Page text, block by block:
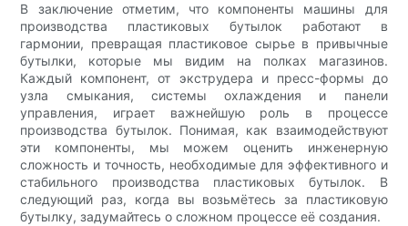
В заключение отметим, что компоненты машины для
производства пластиковых бутылок работают в
гармонии, превращая пластиковое сырье в привычные
бутылки, которые мы видим на полках магазинов.
Каждый компонент, от экструдера и пресс-формы до
узла смыкания, системы охлаждения и панели
управления, играет важнейшую роль в процессе
производства бутылок. Понимая, как взаимодействуют
эти компоненты, мы можем оценить инженерную
сложность и точность, необходимые для эффективного и
стабильного производства пластиковых бутылок. В
следующий раз, когда вы возьмётесь за пластиковую
бутылку, задумайтесь о сложном процессе её создания.